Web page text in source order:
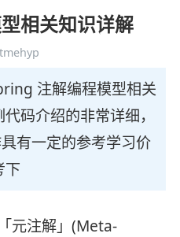
相关知识详解
注解编程模型相关
码介绍的非常详细，
有一定的参考学习价
下
元注解」(Meta-